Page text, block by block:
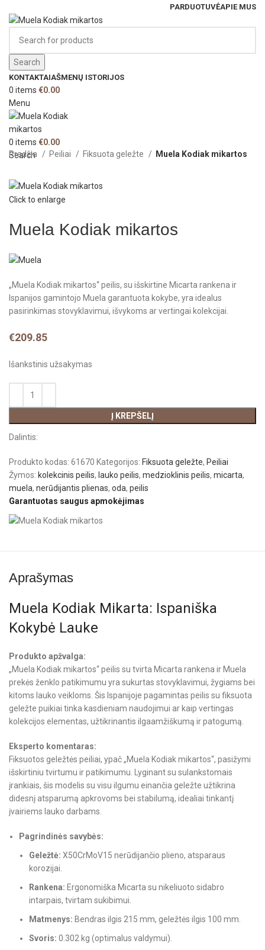
PARDUOTUVĖAPIE MUS
Search
KONTAKTAIAŠMENŲ ISTORIJOS
0 items €0.00
Menu
0 items €0.00
Search
Pradžia Peiliai Fiksuota geležte Muela Kodiak mikartos
Click to enlarge
Muela Kodiak mikartos
„Muela Kodiak mikartos“ peilis, su išskirtine Micarta rankena ir
Ispanijos gamintojo Muela garantuota kokybe, yra idealus
pasirinkimas stovyklavimui, išvykoms ar vertingai kolekcijai.
€209.85
Išankstinis užsakymas
Į KREPŠELĮ
Dalintis:
Produkto kodas:61670 Kategorijos: Fiksuota geležte, Peiliai
Žymos: kolekcinis peilis, lauko peilis, medzioklinis peilis, micarta,
muela, nerūdijantis plienas, oda, peilis
Garantuotas saugus apmokėjimas
Aprašymas
Muela Kodiak Mikarta: Ispaniška
Kokybė Lauke
Produkto apžvalga:
„Muela Kodiak mikartos“ peilis su tvirta Micarta rankena ir Muela
prekės ženklo patikimumu yra sukurtas stovyklavimui, žygiams bei
kitoms lauko veikloms. Šis Ispanijoje pagamintas peilis su fiksuota
geležte puikiai tinka kasdieniam naudojimui ar kaip vertingas
kolekcijos elementas, užtikrinantis ilgaamžiškumą ir patogumą.
Eksperto komentaras:
Fiksuotos geležtės peiliai, ypač „Muela Kodiak mikartos“, pasižymi
išskirtiniu tvirtumu ir patikimumu. Lyginant su sulankstomais
įrankiais, šis modelis su visu ilgumu einančia geležte užtikrina
didesnį atsparumą apkrovoms bei stabilumą, idealiai tinkantį
įvairiems lauko darbams.
Pagrindinės savybės:
Geležtė: X50CrMoV15 nerūdijančio plieno, atsparaus
korozijai.
Rankena: Ergonomiška Micarta su nikeliuoto sidabro
intarpais, tvirtam sukibimui.
Matmenys: Bendras ilgis 215 mm, geležtės ilgis 100 mm.
Svoris: 0.302 kg (optimalus valdymui).